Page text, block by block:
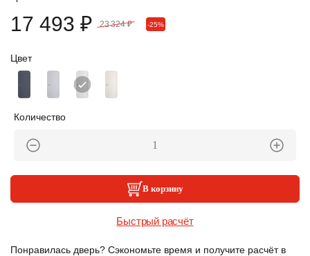
Цвет
Количество
17 493 ₽ 23 324 ₽ -25%
В корзину
Быстрый расчёт
Понравилась дверь? Сэкономьте время и получите расчёт в